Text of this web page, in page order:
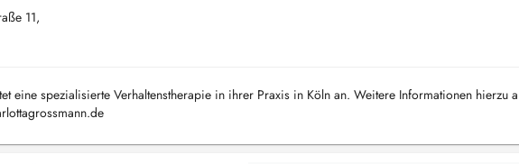
11,
eine spezialisierte Verhaltenstherapie in ihrer Praxis in Köln an. Weitere Informationen hierzu